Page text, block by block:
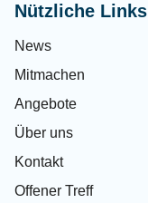
Nützliche Links
News
Mitmachen
Angebote
Über uns
Kontakt
Offener Treff